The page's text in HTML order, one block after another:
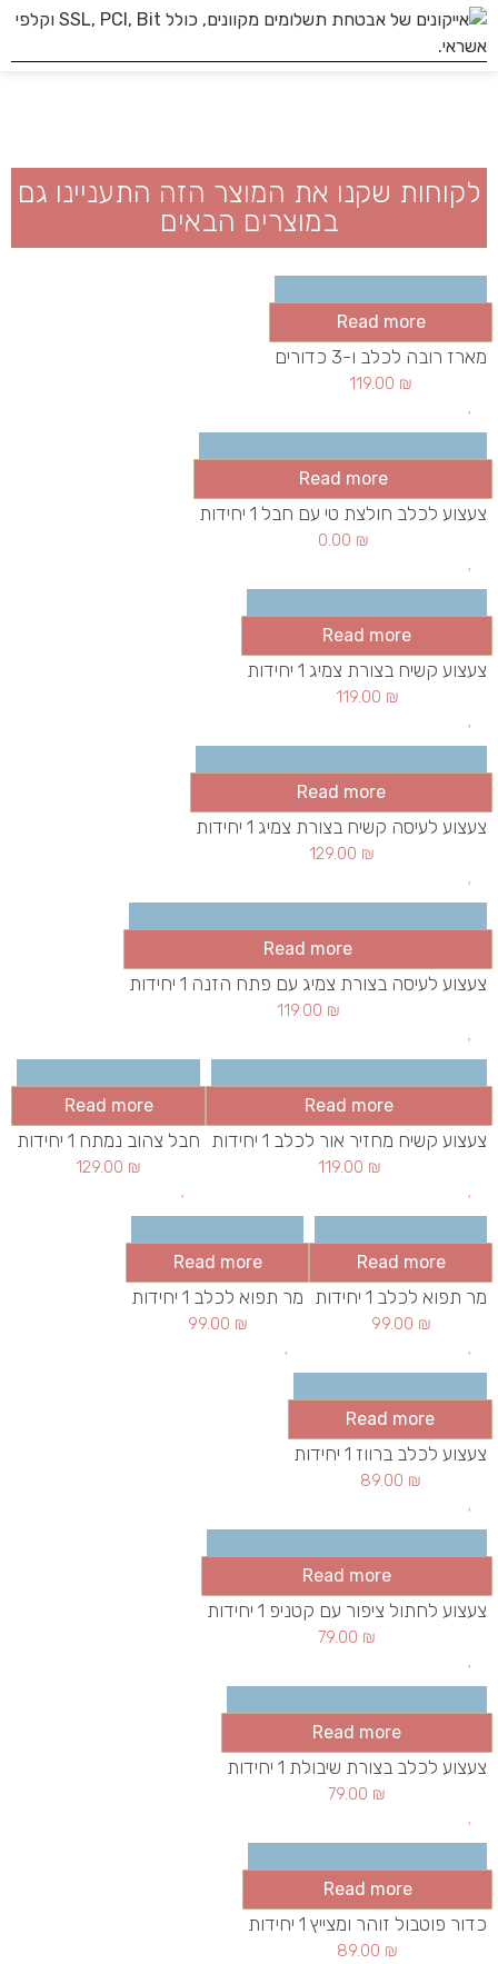
לקוחות שקנו את המוצר הזה התעניינו גם
במוצרים הבאים
Read more
מארז רובה לכלב ו-3 כדורים
119.00 ₪
Read more
צעצוע לכלב חולצת טי עם חבל 1 יחידות
0.00 ₪
Read more
צעצוע קשיח בצורת צמיג 1 יחידות
119.00 ₪
Read more
צעצוע לעיסה קשיח בצורת צמיג 1 יחידות
129.00 ₪
Read more
צעצוע לעיסה בצורת צמיג עם פתח הזנה 1 יחידות
119.00 ₪
Read more
צעצוע קשיח מחזיר אור לכלב 1 יחידות
119.00 ₪
Read more
חבל צהוב נמתח 1 יחידות
129.00 ₪
Read more
מר תפוא לכלב 1 יחידות
99.00 ₪
Read more
מר תפוא לכלב 1 יחידות
99.00 ₪
Read more
צעצוע לכלב ברווז 1 יחידות
89.00 ₪
Read more
צעצוע לחתול ציפור עם קטניפ 1 יחידות
79.00 ₪
Read more
צעצוע לכלב בצורת שיבולת 1 יחידות
79.00 ₪
Read more
כדור פוטבול זוהר ומצייץ 1 יחידות
89.00 ₪